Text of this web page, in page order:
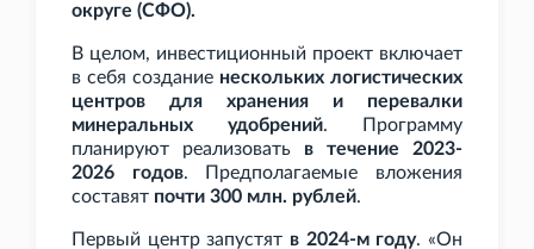
округе (СФО).
В целом, инвестиционный проект включает
в себя создание нескольких логистических
центров для хранения и перевалки
минеральных удобрений. Программу
планируют реализовать в течение 2023-
2026 годов. Предполагаемые вложения
составят почти 300 млн. рублей.
Первый центр запустят в 2024-м году. «Он